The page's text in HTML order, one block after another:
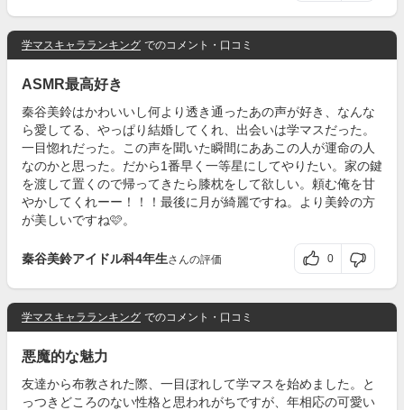
学マスキャラランキング でのコメント・口コミ
ASMR最高好き
秦谷美鈴はかわいいし何より透き通ったあの声が好き、なんな
ら愛してる、やっぱり結婚してくれ、出会いは学マスだった。
一目惚れだった。この声を聞いた瞬間にああこの人が運命の人
なのかと思った。だから1番早く一等星にしてやりたい。家の鍵
を渡して置くので帰ってきたら膝枕をして欲しい。頼む俺を甘
やかしてくれーー！！！最後に月が綺麗ですね。より美鈴の方
が美しいですね🩷。
秦谷美鈴アイドル科4年生さんの評価 0
学マスキャラランキング でのコメント・口コミ
悪魔的な魅力
友達から布教された際、一目ぼれして学マスを始めました。と
っつきどころのない性格と思われがちですが、年相応の可愛い